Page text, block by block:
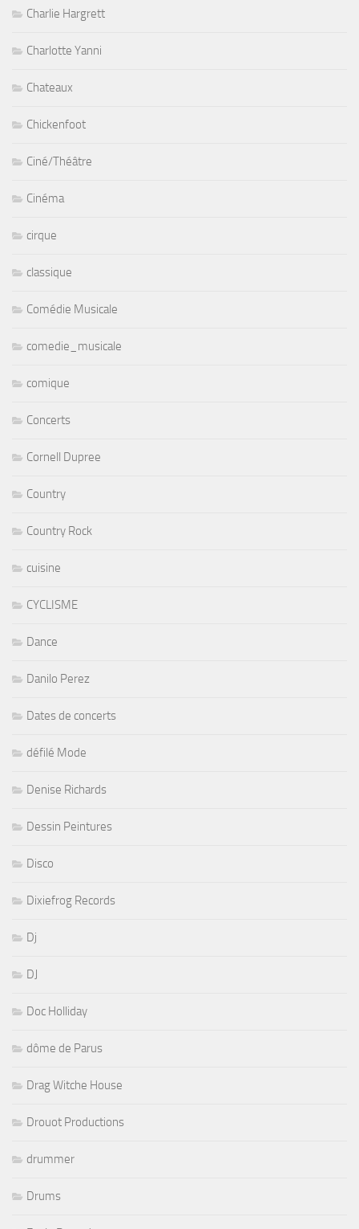
Charlie Hargrett
Charlotte Yanni
Chateaux
Chickenfoot
Ciné/Théâtre
Cinéma
cirque
classique
Comédie Musicale
comedie_musicale
comique
Concerts
Cornell Dupree
Country
Country Rock
cuisine
CYCLISME
Dance
Danilo Perez
Dates de concerts
défilé Mode
Denise Richards
Dessin Peintures
Disco
Dixiefrog Records
Dj
DJ
Doc Holliday
dôme de Parus
Drag Witche House
Drouot Productions
drummer
Drums